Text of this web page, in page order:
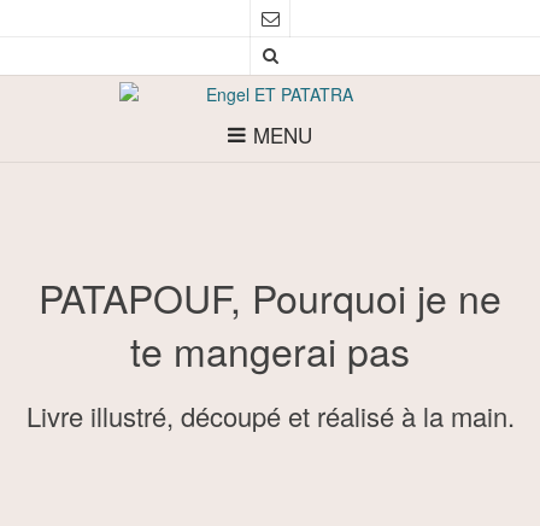
MENU
PATAPOUF, Pourquoi je ne
te mangerai pas
Livre illustré, découpé et réalisé à la main.